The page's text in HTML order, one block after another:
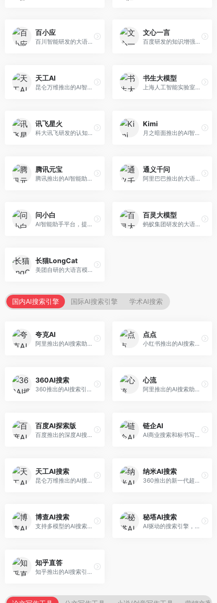
百小应
百川智能研发的大语言模型助手，专注于中文理解和生成。面向中文用户，提供知识问答、文本创作、代码辅助等服务，模型参数规模大，中文表达流畅自然。
文心一言
百度研发的知识增强大语言模型，深度融合百度知识图谱和搜索能力。面向中文用户，提供知识问答、文本创作、逻辑推理等服务，中文语境理解准确，知识覆盖面广。
天工AI
昆仑万维推出的AI智能助手，集成搜索、对话、创作等多种能力。面向普通用户和内容创作者，支持联网搜索、文本生成、图像理解等功能，响应速度快，免费使用。
书生大模型
上海人工智能实验室研发的开源大模型系列，支持多尺度和多模态。面向研究机构和开发者，开源生态完善，学术研究背景深厚，适合科研和定制开发。
讯飞星火
科大讯飞研发的认知智能大模型，深度融合语音识别和自然语言处理技术。面向企业用户和教育领域，提供语音交互、文档处理、代码生成等服务，中文语音识别准确率高。
Kimi
月之暗面推出的AI智能助手，核心优势在于超长文本处理能力，支持20万字以上文档分析。面向学术研究者、职场人士和内容创作者，提供文档解读、PPT生成、联网搜索等综合服务。
腾讯元宝
腾讯推出的AI智能助手，整合微信生态和腾讯云服务。面向普通用户和企业客户，支持文档解析、图像理解、联网搜索等功能，与腾讯产品无缝衔接，办公协作便捷。
通义千问
阿里巴巴推出的大语言模型平台，提供对话问答、文档处理、图像理解、代码编写等全方位AI服务。面向企业用户和个人开发者，集成阿里云生态，支持多模态交互，企业级安全保障。
问小白
AI智能助手平台，提供知识问答、文本创作、文档处理等服务。面向普通用户和职场人士，操作简便，响应速度快，支持多场景应用。
百灵大模型
蚂蚁集团研发的大语言模型平台，专注于金融科技和企业服务。面向金融机构和企业客户，提供智能客服、风险分析、文档处理等服务，金融场景理解深入。
长猫LongCat
美团自研的大语言模型对话平台，专注于本地生活服务场景。面向美团生态用户，提供智能推荐、服务问答等功能，本地生活知识覆盖全面。
国内AI搜索引擎 国际AI搜索引擎 学术AI搜索
夸克AI
阿里推出的AI搜索助手，整合搜索与AI功能。面向年轻用户，提供智能搜索、文档处理、学习辅助等服务，与夸克生态深度整合。
点点
小红书推出的AI搜索应用，专注于生活方式内容搜索。面向小红书用户，提供生活攻略、消费决策、内容推荐等服务，生活方式内容丰富。
360AI搜索
360推出的AI搜索引擎，专注于安全智能搜索。面向普通用户，提供智能问答、网页搜索、内容整理等服务，安全防护能力强。
心流
阿里推出的AI搜索助手，专注于智能信息获取。面向普通用户，提供智能搜索、内容整理、知识问答等服务，与阿里生态深度整合。
百度AI探索版
百度推出的深度AI搜索引擎，整合百度知识图谱。面向中文用户，提供智能问答、知识探索、内容生成等服务，知识覆盖面广。
链企AI
AI商业搜索和标书写作工具，专注于企业服务场景。面向企业用户，提供商业信息搜索、标书生成、企业分析等服务，商业信息专业。
天工AI搜索
昆仑万维推出的AI搜索引擎，整合大模型与搜索能力。面向普通用户，提供智能问答、深度搜索、内容整理等服务，中文搜索体验好。
纳米AI搜索
360推出的新一代超级AI搜索，深度整合360搜索资源。面向普通用户，提供智能问答、多模态搜索、内容生成等服务，安全可靠。
博查AI搜索
支持多模型的AI搜索引擎，整合多种大模型能力。面向AI爱好者，提供多模型搜索、答案对比、深度分析等服务，模型选择灵活。
秘塔AI搜索
AI驱动的搜索引擎，专注于无广告直达结果。面向研究者和信息获取需求者，提供深度搜索、来源标注、答案整理等服务，搜索结果干净准确，信息可信度高。
知乎直答
知乎推出的AI搜索引擎，专注于知识问答场景。面向知识获取者，提供知乎内容搜索、智能问答、知识整理等服务，专业知识丰富。